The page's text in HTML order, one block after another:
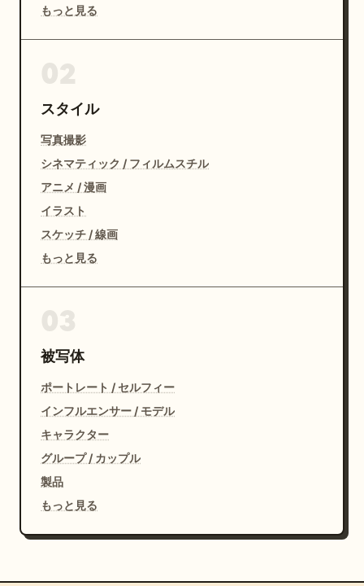
もっと見る
スタイル
写真撮影
シネマティック / フィルムスチル
アニメ / 漫画
イラスト
スケッチ / 線画
もっと見る
被写体
ポートレート / セルフィー
インフルエンサー / モデル
キャラクター
グループ / カップル
製品
もっと見る